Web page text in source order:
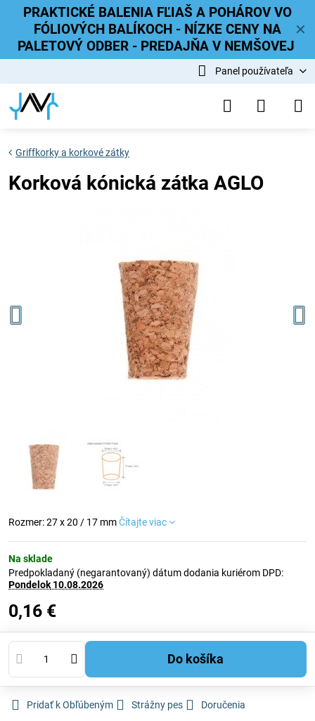
✕
PRAKTICKÉ BALENIA FĽIAŠ A POHÁROV VO
FÓLIOVÝCH BALÍKOCH - NÍZKE CENY NA
PALETOVÝ ODBER - PREDAJŇA V NEMŠOVEJ
Panel používateľa
Griffkorky a korkové zátky
Korková kónická zátka AGLO
Rozmer: 27 x 20 / 17 mmČítajte viac
Na sklade
Predpokladaný (negarantovaný) dátum dodania kuriérom DPD:
Pondelok 10.08.2026
0,16 €
Do košíka
Pridať k Obľúbeným Strážny pes Doručenia